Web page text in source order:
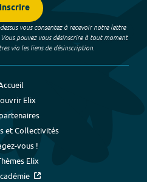
vous consentez à recevoir notre lettre
pouvez vous désinscrire à tout moment
via les liens de désinscription.
Elix
et Collectivités
vous !
Elix